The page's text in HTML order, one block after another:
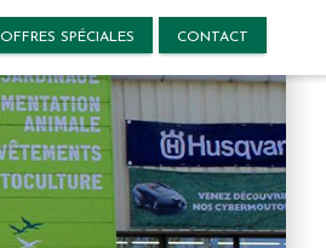
OFFRES SPÉCIALES CONTACT